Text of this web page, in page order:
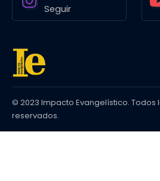
Seguir
© 2023 Impacto Evangelístico. Todos
reservados.